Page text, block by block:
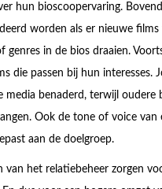
hun bioscoopervaring.
worden als er nieuwe films
genres in de bios draaien.
die passen bij hun interesses.
media benaderd, terwijl oudere
Ook de tone of voice van
aan de doelgroep.
van het relatiebeheer zorgen